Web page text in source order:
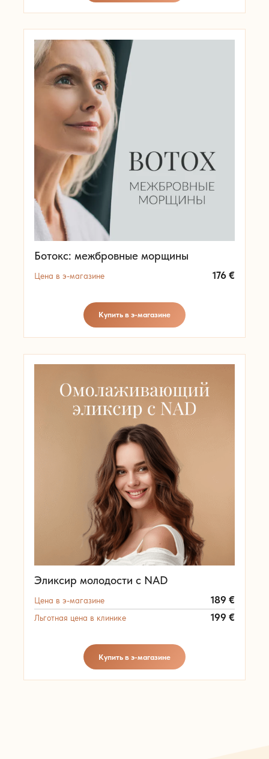
Ботокс: межбровные морщины
Цена в э-магазине 176€
Купить в э-магазине
Эликсир молодости с NAD
Цена в э-магазине 189€
Льготная цена в клинике 199€
Купить в э-магазине